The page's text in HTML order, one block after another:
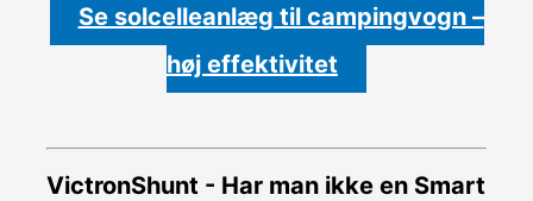
Se solcelleanlæg til campingvogn –
høj effektivitet
VictronShunt - Har man ikke en Smart